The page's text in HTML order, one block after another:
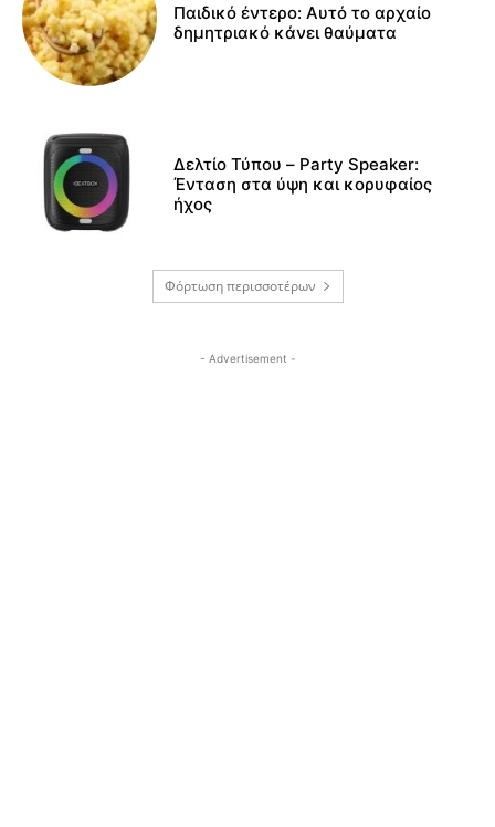
Παιδικό έντερο: Αυτό το αρχαίο
δημητριακό κάνει θαύματα
Δελτίο Τύπου – Party Speaker:
Ένταση στα ύψη και κορυφαίος
ήχος
Φόρτωση περισσοτέρων
- Advertisement -